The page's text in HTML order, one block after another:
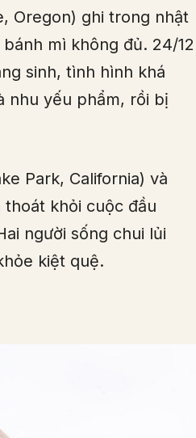
Oregon) ghi trong nhật
mì không đủ. 24/12
sinh, tình hình khá
nhu yếu phẩm, rồi bị
Park, California) và
thoát khỏi cuộc đầu
người sống chui lủi
kiệt quệ.